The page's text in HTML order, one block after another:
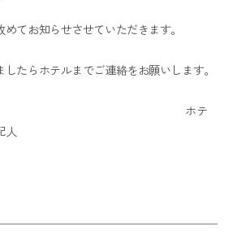
てお知らせさせていただきます。
たらホテルまでご連絡をお願いします。
テ
人